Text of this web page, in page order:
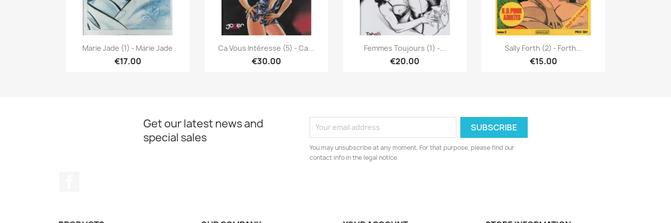
Quick view
Marie Jade (1) - Marie Jade
€17.00
Quick view
Ca Vous Intéresse (5) - Ca...
€30.00
Quick view
Femmes Toujours (1) -...
€20.00
Quick view
Sally Forth (2) - Forth...
€15.00
Get our latest news and
special sales
You may unsubscribe at any moment. For that purpose, please find our
contact info in the legal notice.